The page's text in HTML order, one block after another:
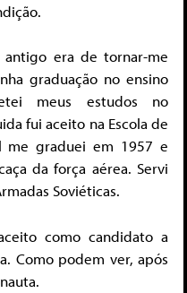
era de tornar-me
graduação no ensino
meus estudos no
fui aceito na Escola de
me graduei em 1957 e
da força aérea. Servi
Soviéticas.
como candidato a
Como podem ver, após